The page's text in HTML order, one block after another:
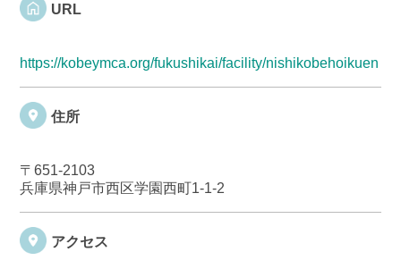
URL
https://kobeymca.org/fukushikai/facility/nishikobehoikuen
住所
〒651-2103
兵庫県神戸市西区学園西町1-1-2
アクセス